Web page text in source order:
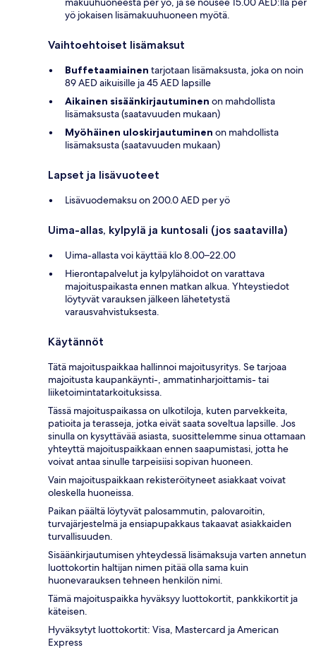
yö jokaisen lisämakuuhuoneen myötä.
Vaihtoehtoiset lisämaksut
Buffetaamiainen tarjotaan lisämaksusta, joka on noin
89 AED aikuisille ja 45 AED lapsille
Aikainen sisäänkirjautuminen on mahdollista
lisämaksusta (saatavuuden mukaan)
Myöhäinen uloskirjautuminen on mahdollista
lisämaksusta (saatavuuden mukaan)
Lapset ja lisävuoteet
Lisävuodemaksu on 200.0 AED per yö
Uima-allas, kylpylä ja kuntosali (jos saatavilla)
Uima-allasta voi käyttää klo 8.00–22.00
Hierontapalvelut ja kylpylähoidot on varattava
majoituspaikasta ennen matkan alkua. Yhteystiedot
löytyvät varauksen jälkeen lähetetystä
varausvahvistuksesta.
Käytännöt
Tätä majoituspaikkaa hallinnoi majoitusyritys. Se tarjoaa
majoitusta kaupankäynti-, ammatinharjoittamis- tai
liiketoimintatarkoituksissa.
Tässä majoituspaikassa on ulkotiloja, kuten parvekkeita,
patioita ja terasseja, jotka eivät saata soveltua lapsille. Jos
sinulla on kysyttävää asiasta, suosittelemme sinua ottamaan
yhteyttä majoituspaikkaan ennen saapumistasi, jotta he
voivat antaa sinulle tarpeisiisi sopivan huoneen.
Vain majoituspaikkaan rekisteröityneet asiakkaat voivat
oleskella huoneissa.
Paikan päältä löytyvät palosammutin, palovaroitin,
turvajärjestelmä ja ensiapupakkaus takaavat asiakkaiden
turvallisuuden.
Sisäänkirjautumisen yhteydessä lisämaksuja varten annetun
luottokortin haltijan nimen pitää olla sama kuin
huonevarauksen tehneen henkilön nimi.
Tämä majoituspaikka hyväksyy luottokortit, pankkikortit ja
käteisen.
Hyväksytyt luottokortit: Visa, Mastercard ja American
Express